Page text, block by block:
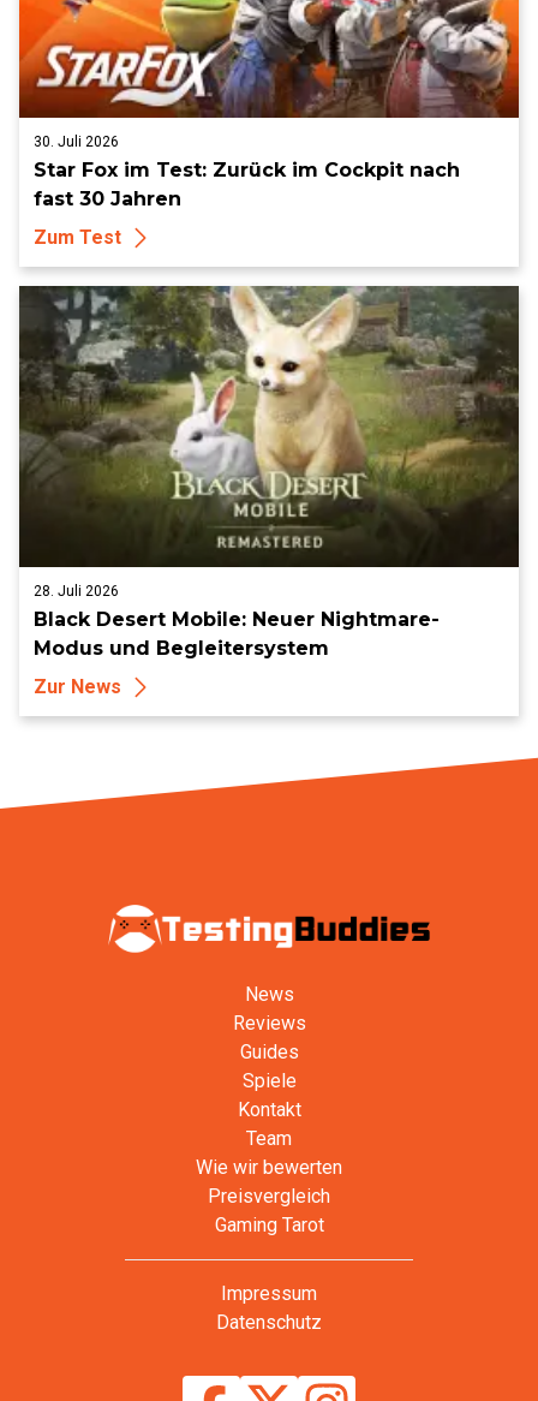
30. Juli 2026
Star Fox im Test: Zurück im Cockpit nach
fast 30 Jahren
Zum Test
28. Juli 2026
Black Desert Mobile: Neuer Nightmare-
Modus und Begleitersystem
Zur News
News
Reviews
Guides
Spiele
Kontakt
Team
Wie wir bewerten
Preisvergleich
Gaming Tarot
Impressum
Datenschutz